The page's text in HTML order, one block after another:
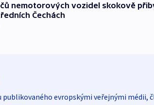
nemotorových vozidel skokově
Čechách
publikovaného evropskými veřejnými médii,